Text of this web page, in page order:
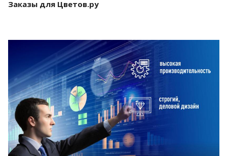
Заказы для Цветов.ру
Смотреть проект